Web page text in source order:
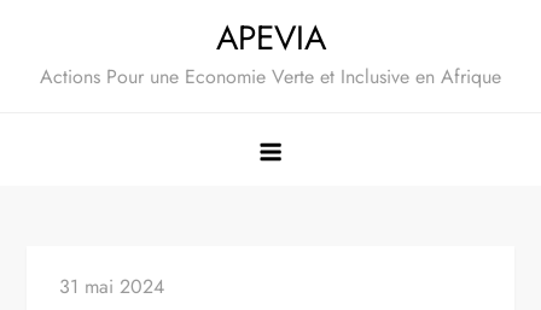
content
APEVIA
Actions Pour une Economie Verte et Inclusive en Afrique